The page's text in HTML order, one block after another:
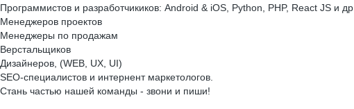
Программистов и разработчикиков: Android & iOS, Python, PHP, React JS и др.
Менеджеров проектов
Менеджеры по продажам
Верстальщиков
Дизайнеров, (WEB, UX, UI)
SEO-специалистов и интернент маркетологов.
Стань частью нашей команды - звони и пиши!